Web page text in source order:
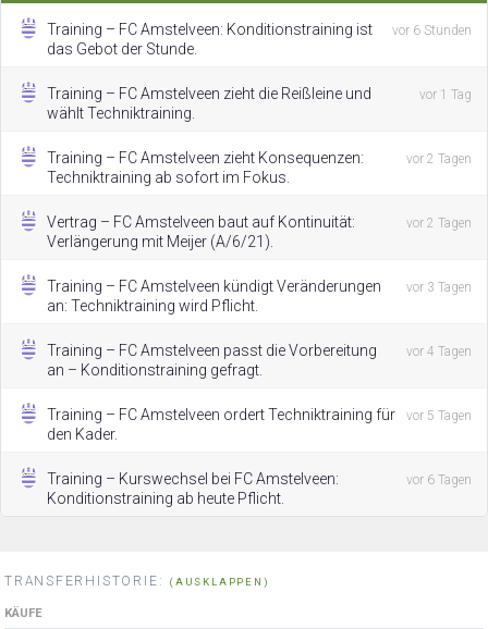
Training – FC Amstelveen: Konditionstraining ist
das Gebot der Stunde.
vor 6 Stunden
Training – FC Amstelveen zieht die Reißleine und
wählt Techniktraining.
vor 1 Tag
Training – FC Amstelveen zieht Konsequenzen:
Techniktraining ab sofort im Fokus.
vor 2 Tagen
Vertrag – FC Amstelveen baut auf Kontinuität:
Verlängerung mit Meijer (A/6/21).
vor 2 Tagen
Training – FC Amstelveen kündigt Veränderungen
an: Techniktraining wird Pflicht.
vor 3 Tagen
Training – FC Amstelveen passt die Vorbereitung
an – Konditionstraining gefragt.
vor 4 Tagen
Training – FC Amstelveen ordert Techniktraining für
den Kader.
vor 5 Tagen
Training – Kurswechsel bei FC Amstelveen:
Konditionstraining ab heute Pflicht.
vor 6 Tagen
TRANSFERHISTORIE: (AUSKLAPPEN)
KÄUFE